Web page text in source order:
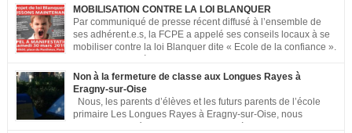
MOBILISATION CONTRE LA LOI BLANQUER
Par communiqué de presse récent diffusé à l’ensemble de
ses adhérent.e.s, la FCPE a appelé ses conseils locaux à se
mobiliser contre la loi Blanquer dite « Ecole de la confiance ».
met à votre disposition ce kit de mobilisation comprenant : 1 affiche
appelant […]
Non à la fermeture de classe aux Longues Rayes à
Eragny-sur-Oise
Nous, les parents d’élèves et les futurs parents de l’école
primaire Les Longues Rayes à Eragny-sur-Oise, nous